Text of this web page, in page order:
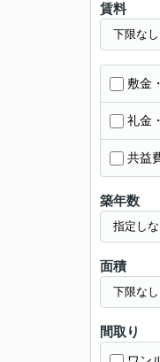
賃料
敷金
礼金
共益
築年数
面積
間取り